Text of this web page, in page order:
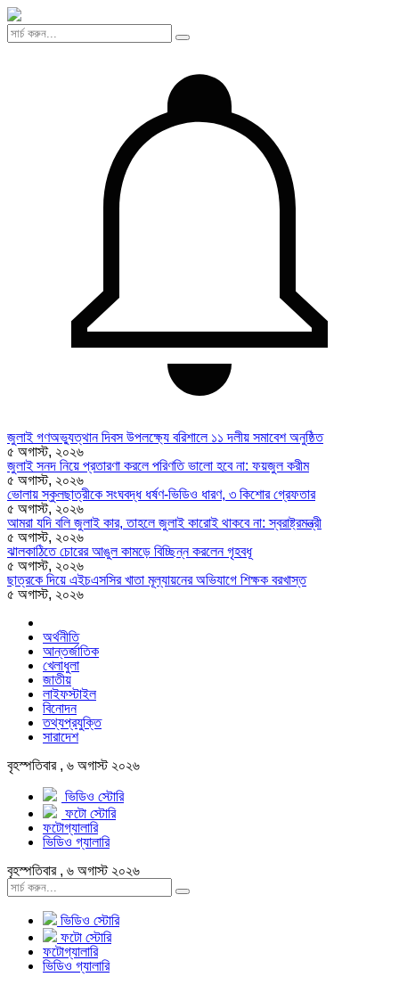
জুলাই গণঅভ্যুত্থান দিবস উপলক্ষ্যে বরিশালে ১১ দলীয় সমাবেশ অনুষ্ঠিত
৫ অগাস্ট, ২০২৬
জুলাই সনদ নিয়ে প্রতারণা করলে পরিণতি ভালো হবে না: ফয়জুল করীম
৫ অগাস্ট, ২০২৬
ভোলায় স্কুলছাত্রীকে সংঘবদ্ধ ধর্ষণ-ভিডিও ধারণ, ৩ কিশোর গ্রেফতার
৫ অগাস্ট, ২০২৬
আমরা যদি বলি জুলাই কার, তাহলে জুলাই কারোই থাকবে না: স্বরাষ্ট্রমন্ত্রী
৫ অগাস্ট, ২০২৬
ঝালকাঠিতে চোরের আঙুল কামড়ে বিচ্ছিন্ন করলেন গৃহবধূ
৫ অগাস্ট, ২০২৬
ছাত্রকে দিয়ে এইচএসসির খাতা মূল্যায়নের অভিযাগে শিক্ষক বরখাস্ত
৫ অগাস্ট, ২০২৬
অর্থনীতি
আন্তর্জাতিক
খেলাধুলা
জাতীয়
লাইফস্টাইল
বিনোদন
তথ্যপ্রযুক্তি
সারাদেশ
বৃহস্পতিবার , ৬ অগাস্ট ২০২৬
ভিডিও স্টোরি
ফটো স্টোরি
ফটোগ্যালারি
ভিডিও গ্যালারি
বৃহস্পতিবার , ৬ অগাস্ট ২০২৬
ভিডিও স্টোরি
ফটো স্টোরি
ফটোগ্যালারি
ভিডিও গ্যালারি